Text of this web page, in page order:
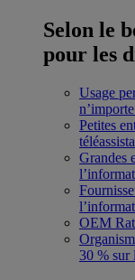
Selon le
pour les
Usage
Petites
Grandes
OEM
30 % sur